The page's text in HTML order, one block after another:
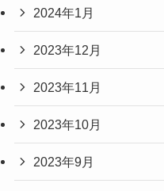
2024年1月
2023年12月
2023年11月
2023年10月
2023年9月